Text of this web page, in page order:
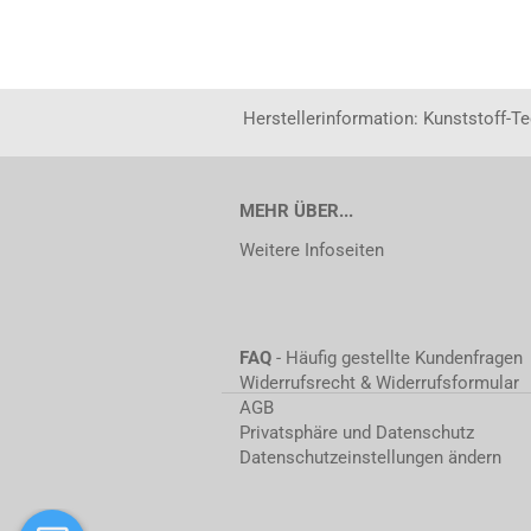
Herstellerinformation: Kunststoff-
MEHR ÜBER...
Weitere Infoseiten
FAQ - Häufig gestellte Kundenfragen
Widerrufsrecht & Widerrufsformular
AGB
Privatsphäre und Datenschutz
Datenschutzeinstellungen ändern